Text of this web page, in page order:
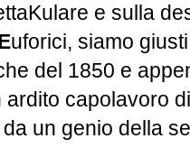
e sulla
uforici, siamo
del 1850 e
ardito capolavoro
un genio della